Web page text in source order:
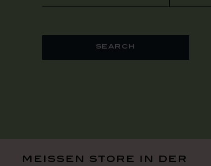
search
meissen store in der